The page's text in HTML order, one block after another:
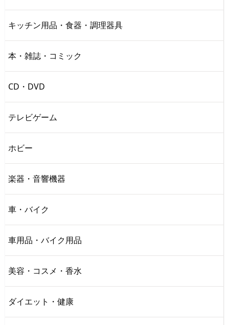
キッチン用品・食器・調理器具
本・雑誌・コミック
CD・DVD
テレビゲーム
ホビー
楽器・音響機器
車・バイク
車用品・バイク用品
美容・コスメ・香水
ダイエット・健康